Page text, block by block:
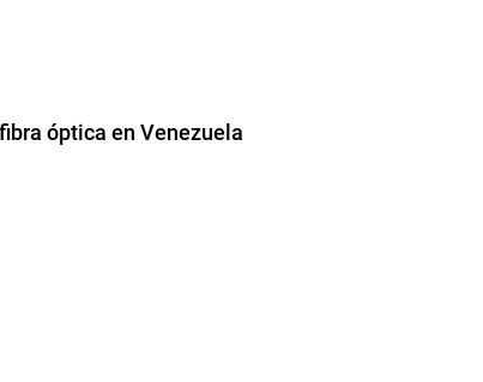
óptica en Venezuela